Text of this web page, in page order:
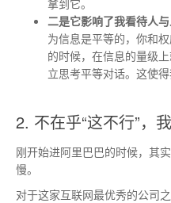
拿到它。
二是它影响了我看待人
为信息是平等的，你和
的时候，在信息的量级
立思考平等对话。这使
2. 不在乎“这不行”，
刚开始进阿里巴巴的时候，其
慢。
对于这家互联网最优秀的公司